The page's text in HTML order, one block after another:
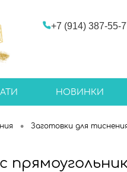
+7 (914) 387-55-
НОВИНКИ
• Заготовки для